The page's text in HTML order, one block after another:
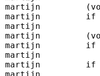
martijn
martijn
martijn
martijn
martijn
martijn
martijn